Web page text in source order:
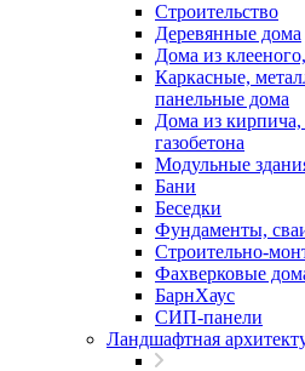
Строительство
Деревянные дома
Дома из
Каркасные,
панельные дома
Дома из кирпича,
газобетона
Модульные
Бани
Беседки
Фундаменты,
Строительно-
Фахверковые
БарнХаус
СИП-панели
Ландшафтная